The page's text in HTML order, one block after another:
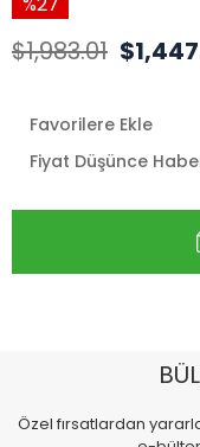
$1,983.01
Favorilere Ekle
Fiyat Düşünce
Özel fırsatlardan